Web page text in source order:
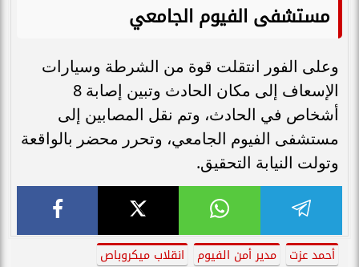
مستشفى الفيوم الجامعي
وعلى الفور انتقلت قوة من الشرطة وسيارات
الإسعاف إلى مكان الحادث وتبين إصابة 8
أشخاص في الحادث، وتم نقل المصابين إلى
مستشفى الفيوم الجامعي، وتحرر محضر بالواقعة
وتولت النيابة التحقيق.
أحمد عزت مدير أمن الفيوم
انقلاب ميكروباص